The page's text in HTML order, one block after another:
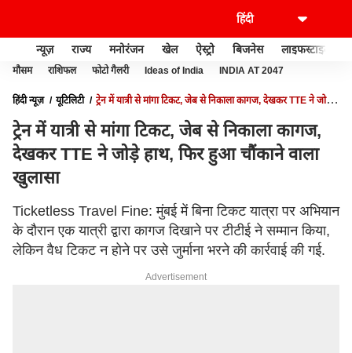
न्यूज़ राज्य मनोरंजन खेल ऐस्ट्रो बिजनेस लाइफस्टाइल
मौसम राशिफल फोटो गैलरी Ideas of India INDIA AT 2047
हिंदी न्यूज़ यूटिलिटी
ट्रेन में यात्री से मांगा टिकट, जेब से निकाला कागज, देखकर TTE ने जोड़े
ट्रेन में यात्री से मांगा टिकट, जेब से निकाला कागज,
देखकर TTE ने जोड़े हाथ, फिर हुआ चौंकाने वाला
खुलासा
Ticketless Travel Fine: मुंबई में बिना टिकट यात्रा पर अभियान
के दौरान एक यात्री द्वारा कागज दिखाने पर टीटीई ने सम्मान किया,
लेकिन वैध टिकट न होने पर उसे जुर्माना भरने की कार्रवाई की गई.
Advertisement